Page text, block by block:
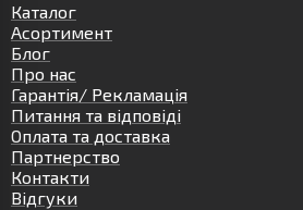
Каталог
Асортимент
Блог
Про нас
Гарантія/ Рекламація
Питання та відповіді
Оплата та доставка
Партнерство
Контакти
Відгуки